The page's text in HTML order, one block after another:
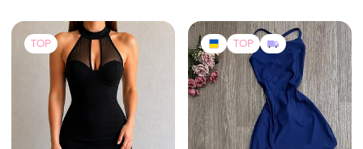
TOP TOP